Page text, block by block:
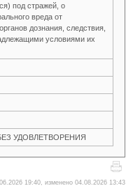
под стражей, о
вреда от
дознания, следствия,
условиями их
УДОВЛЕТВОРЕНИЯ
19:40, изменено 04.08.2026 13:43